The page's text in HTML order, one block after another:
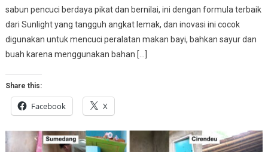
sabun pencuci berdaya pikat dan bernilai, ini dengan formula terbaik
dari Sunlight yang tangguh angkat lemak, dan inovasi ini cocok
digunakan untuk mencuci peralatan makan bayi, bahkan sayur dan
buah karena menggunakan bahan […]
Share this:
Facebook X